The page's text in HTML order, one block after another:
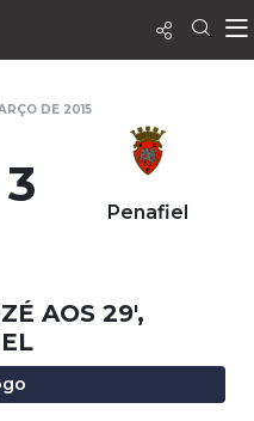
DE 2015
Penafiel
AOS 29',